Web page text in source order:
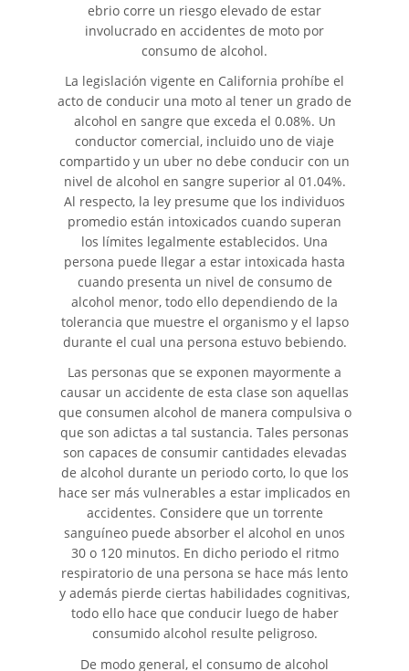
Qué Hacer Después de un
Accidente de Motocicleta
Pesada
Accidentes Peatonales
Causas de Accidentes de
Camión
Causas de los Accidentes
Peatonales
Compañías de Seguros
Determinando la Culpa
Elementos del Caso de
Accidentes de Camiones
Estadísticas de Accidentes de
Peatones
Estrategias Para Ganar su
Caso de Accidente de Camión
Lesiones Comunes
Lesiones en los Accidentes
Peatonales
Partes Responsables en los
ebrio corre un riesgo elevado de estar
involucrado en accidentes de moto por
consumo de alcohol.
La legislación vigente en California prohíbe el
acto de conducir una moto al tener un grado de
alcohol en sangre que exceda el 0.08%. Un
conductor comercial, incluido uno de viaje
compartido y un uber no debe conducir con un
nivel de alcohol en sangre superior al 01.04%.
Al respecto, la ley presume que los individuos
promedio están intoxicados cuando superan
los límites legalmente establecidos. Una
persona puede llegar a estar intoxicada hasta
cuando presenta un nivel de consumo de
alcohol menor, todo ello dependiendo de la
tolerancia que muestre el organismo y el lapso
durante el cual una persona estuvo bebiendo.
Las personas que se exponen mayormente a
causar un accidente de esta clase son aquellas
que consumen alcohol de manera compulsiva o
que son adictas a tal sustancia. Tales personas
son capaces de consumir cantidades elevadas
de alcohol durante un periodo corto, lo que los
hace ser más vulnerables a estar implicados en
accidentes. Considere que un torrente
sanguíneo puede absorber el alcohol en unos
30 o 120 minutos. En dicho periodo el ritmo
respiratorio de una persona se hace más lento
y además pierde ciertas habilidades cognitivas,
todo ello hace que conducir luego de haber
consumido alcohol resulte peligroso.
De modo general, el consumo de alcohol